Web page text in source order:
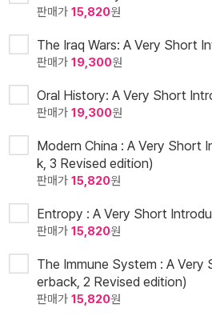
판매가 15,820원
The Iraq Wars: A Very Short
판매가 19,300원
Oral History: A Very Short
판매가 19,300원
Modern China : A Very Short
k, 3 Revised edition)
판매가 15,820원
Entropy : A Very Short
판매가 15,820원
The Immune System : A
erback, 2 Revised edition)
판매가 15,820원